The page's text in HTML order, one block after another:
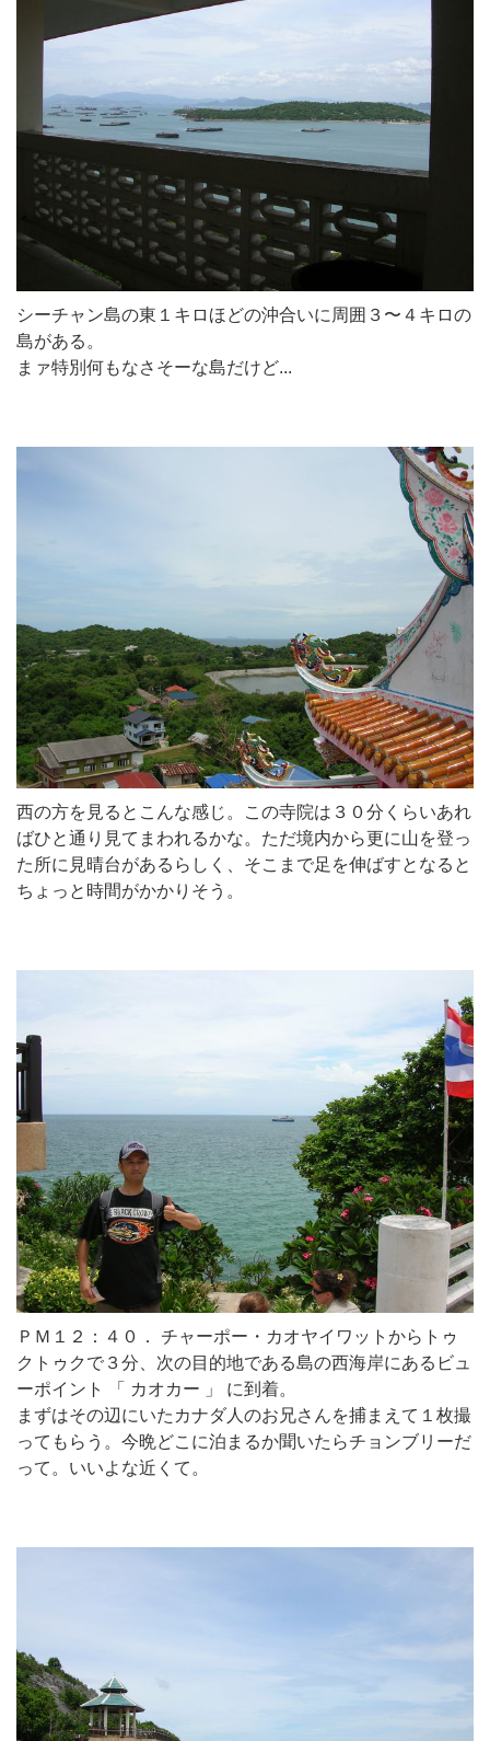
シーチャン島の東１キロほどの沖合いに周囲３〜４キロの
島がある。
まァ特別何もなさそーな島だけど...
西の方を見るとこんな感じ。この寺院は３０分くらいあれ
ばひと通り見てまわれるかな。ただ境内から更に山を登っ
た所に見晴台があるらしく、そこまで足を伸ばすとなると
ちょっと時間がかかりそう。
ＰＭ１２：４０． チャーポー・カオヤイワットからトゥ
クトゥクで３分、次の目的地である島の西海岸にあるビュ
ーポイント 「 カオカー 」 に到着。
まずはその辺にいたカナダ人のお兄さんを捕まえて１枚撮
ってもらう。今晩どこに泊まるか聞いたらチョンブリーだ
って。いいよな近くて。